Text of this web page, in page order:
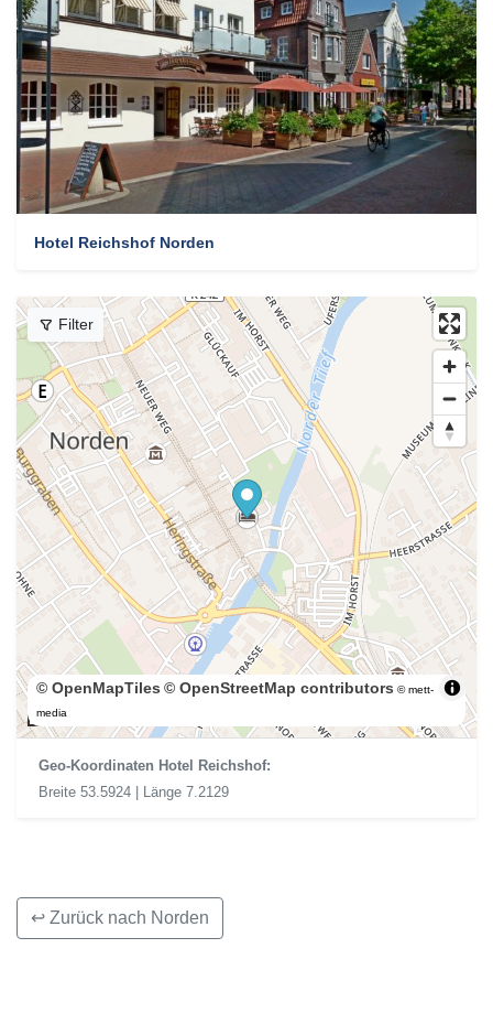
Hotel Reichshof Norden
200 m
© OpenMapTiles © OpenStreetMap contributors © mett-
media
Filter
Geo-Koordinaten Hotel Reichshof:
Breite 53.5924 | Länge 7.2129
↩ Zurück nach Norden